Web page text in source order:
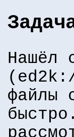
Нашёл
файлы